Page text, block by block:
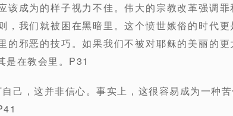
该成为的样子视力不佳。伟大的宗教改革强调
，我们就被困在黑暗里。这个愤世嫉俗的时代
的邪恶的技巧。如果我们不被对耶稣的美丽的
是在教会里。P31
己，这并非信心。事实上，这很容易成为一种